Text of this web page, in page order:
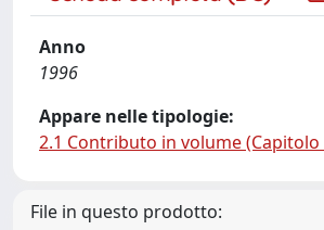
Anno
1996
Appare nelle tipologie:
2.1 Contributo in volume (Capitolo
File in questo prodotto: